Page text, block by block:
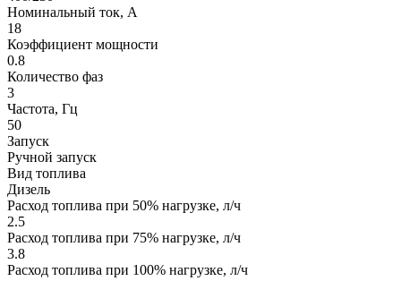
Номинальный ток, А
18
Коэффициент мощности
0.8
Количество фаз
3
Частота, Гц
50
Запуск
Ручной запуск
Вид топлива
Дизель
Расход топлива при 50% нагрузке, л/ч
2.5
Расход топлива при 75% нагрузке, л/ч
3.8
Расход топлива при 100% нагрузке, л/ч